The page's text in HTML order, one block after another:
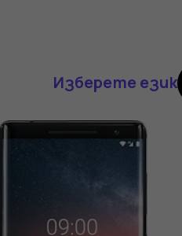
Изберете език